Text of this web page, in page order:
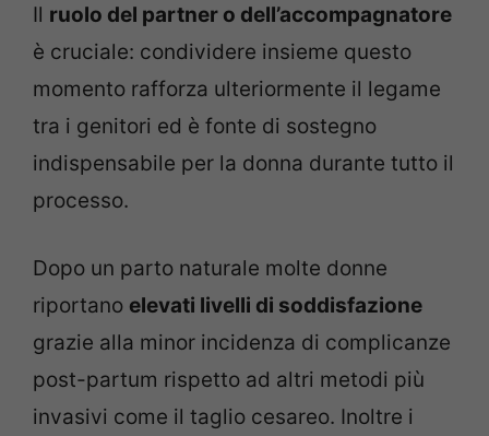
Il ruolo del partner o dell’accompagnatore
è cruciale: condividere insieme questo
momento rafforza ulteriormente il legame
tra i genitori ed è fonte di sostegno
indispensabile per la donna durante tutto il
processo.
Dopo un parto naturale molte donne
riportano elevati livelli di soddisfazione
grazie alla minor incidenza di complicanze
post-partum rispetto ad altri metodi più
invasivi come il taglio cesareo. Inoltre i